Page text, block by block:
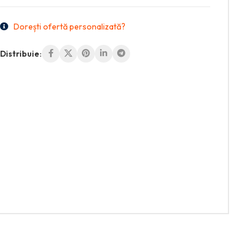
Dorești ofertă personalizată?
Distribuie: